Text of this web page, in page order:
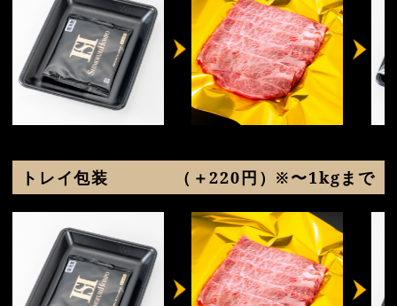
トレイ包装 （＋220円）※〜1kgまで